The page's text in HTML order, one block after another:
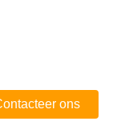
ons